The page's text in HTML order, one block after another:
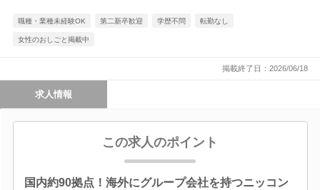
職種・業種未経験OK 第二新卒歓迎 学歴不問 転勤なし
女性のおしごと掲載中
掲載終了日：2026/06/18
求人情報
この求人のポイント
国内約90拠点！海外にグループ会社を持つニッコン